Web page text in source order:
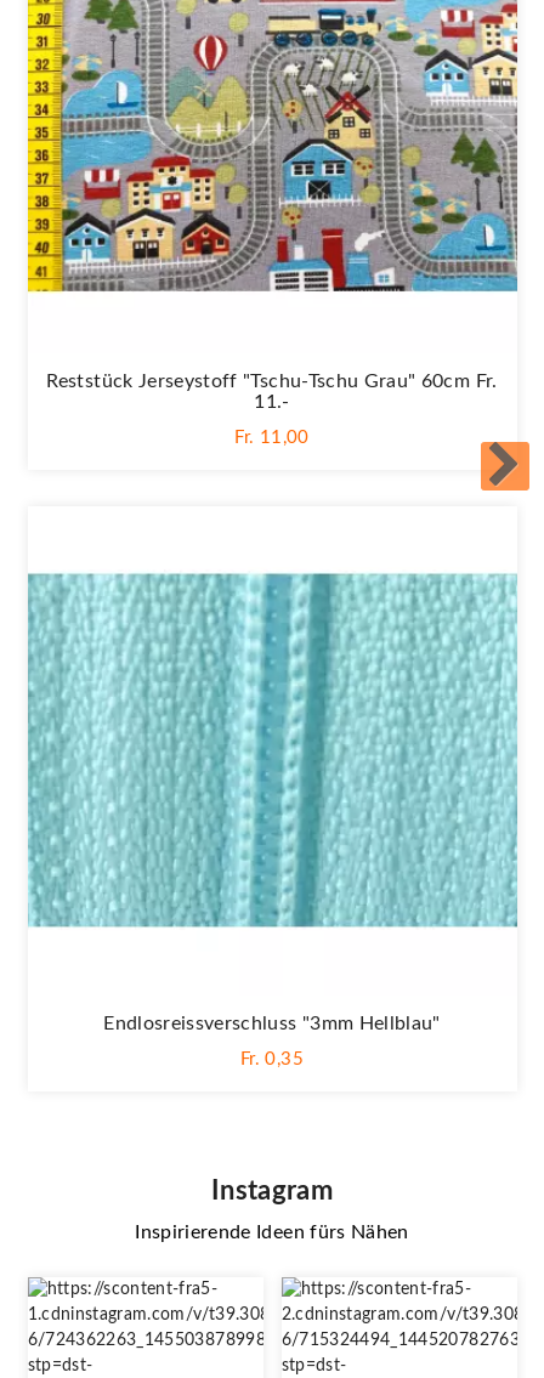
Reststück Jerseystoff "Tschu-Tschu Grau" 60cm Fr.
11.-
Fr. 11,00
Endlosreissverschluss "3mm Hellblau"
Fr. 0,35
Instagram
Inspirierende Ideen fürs Nähen